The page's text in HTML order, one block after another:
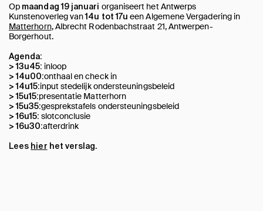
Op maandag 19 januari organiseert het Antwerps
Kunstenoverleg van14u tot 17ueen Algemene Vergadering in
Matterhorn, Albrecht Rodenbachstraat 21, Antwerpen-
Borgerhout.
Agenda:
> 13u45: inloop
> 14u00:onthaal en check in
> 14u15:input stedelijk ondersteuningsbeleid
> 15u15:presentatie Matterhorn
> 15u35:gesprekstafels ondersteuningsbeleid
> 16u15: slotconclusie
> 16u30:afterdrink
Lees hier het verslag.